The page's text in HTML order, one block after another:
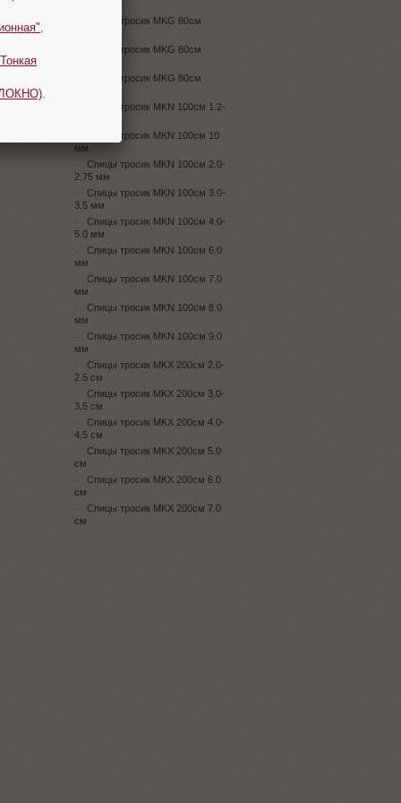
Спицы тросик MKG 80см
Спицы тросик MKG 80см
Спицы тросик MKG 80см
Спицы тросик MKN 100см 1.2-
Спицы тросик MKN 100см 10
мм
Спицы тросик MKN 100см 2.0-
2.75 мм
Спицы тросик MKN 100см 3.0-
3.5 мм
Спицы тросик MKN 100см 4.0-
5.0 мм
Спицы тросик MKN 100см 6.0
мм
Спицы тросик MKN 100см 7.0
мм
Спицы тросик MKN 100см 8.0
мм
Спицы тросик MKN 100см 9.0
мм
Спицы тросик MKX 200см 2.0-
2.5 см
Спицы тросик MKX 200см 3.0-
3.5 см
Спицы тросик MKX 200см 4.0-
4.5 см
Спицы тросик MKX 200см 5.0
см
Спицы тросик MKX 200см 6.0
см
Спицы тросик MKX 200см 7.0
см
Тонкая